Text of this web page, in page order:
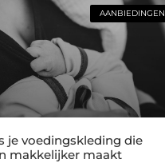
AANBIEDINGEN
je voedingskleding die
makkelijker maakt